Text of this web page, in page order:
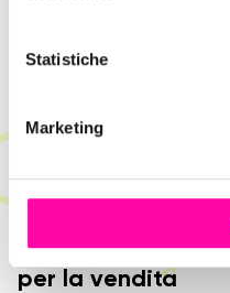
d
n
Statistiche
Marketing
Hype Marketing:
per la vendita